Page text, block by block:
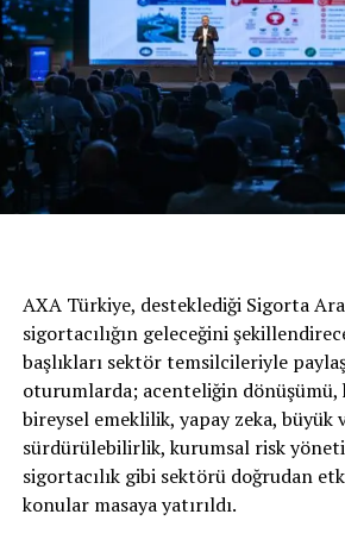
Kasım 2021 tarihinde 374 bin
ile satışa sunuluyor.
Honda Civic Sedan Türkiye
ve piyasadaki en güçlü sedan serisine
AXA Türkiye, desteklediği Sigorta
sigortacılığın geleceğini
başlıkları sektör temsilcileriyle
oturumlarda; acenteliğin dönüşümü,
bireysel emeklilik, yapay zeka, büyük
sürdürülebilirlik, kurumsal risk
sigortacılık gibi sektörü doğrudan
konular masaya yatırıldı.